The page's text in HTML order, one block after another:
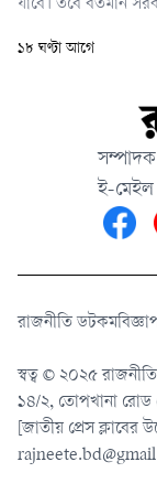
যাবে। তবে বর্তমান
যেখানে দেশের
১৮ ঘণ্টা আগে
ই-
রাজনীতি ডটকম
স্বত্ব © ২০২৫ রাজনীতি
১৪/২, তোপখানা রোড
[জাতীয় প্রেস ক্লাবের